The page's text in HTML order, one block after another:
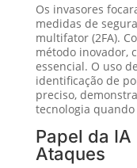
Os invasores
medidas de
multifator (2FA).
método inovador,
essencial. O uso
identificação de
preciso,
tecnologia
Papel da
Ataques